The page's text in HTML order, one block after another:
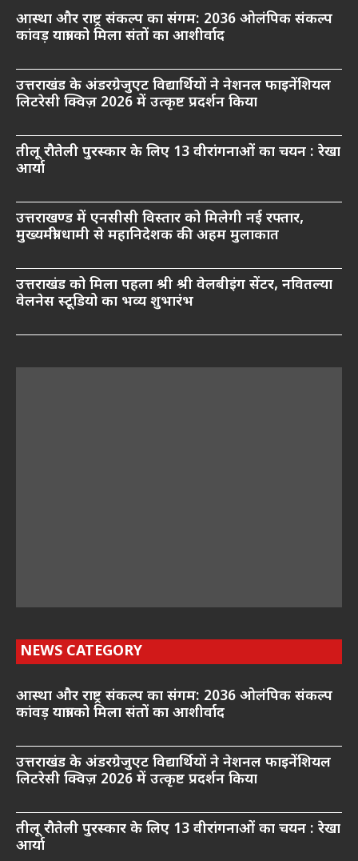
आस्था और राष्ट्र संकल्प का संगम: 2036 ओलंपिक संकल्प
कांवड़ यात्रा को मिला संतों का आशीर्वाद
उत्तराखंड के अंडरग्रेजुएट विद्यार्थियों ने नेशनल फाइनेंशियल
लिटरेसी क्विज़ 2026 में उत्कृष्ट प्रदर्शन किया
तीलू रौतेली पुरस्कार के लिए 13 वीरांगनाओं का चयन : रेखा
आर्या
उत्तराखण्ड में एनसीसी विस्तार को मिलेगी नई रफ्तार,
मुख्यमंत्री धामी से महानिदेशक की अहम मुलाकात
उत्तराखंड को मिला पहला श्री श्री वेलबीइंग सेंटर, नवितल्या
वेलनेस स्टूडियो का भव्य शुभारंभ
NEWS CATEGORY
आस्था और राष्ट्र संकल्प का संगम: 2036 ओलंपिक संकल्प
कांवड़ यात्रा को मिला संतों का आशीर्वाद
उत्तराखंड के अंडरग्रेजुएट विद्यार्थियों ने नेशनल फाइनेंशियल
लिटरेसी क्विज़ 2026 में उत्कृष्ट प्रदर्शन किया
तीलू रौतेली पुरस्कार के लिए 13 वीरांगनाओं का चयन : रेखा
आर्या